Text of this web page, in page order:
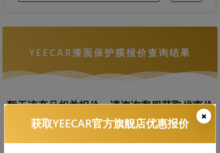
YEECAR漆面保护膜报价查询结果
暂无该产品相关报价，请咨询客服获取优惠价
格
获取YEECAR官方旗舰店优惠报价